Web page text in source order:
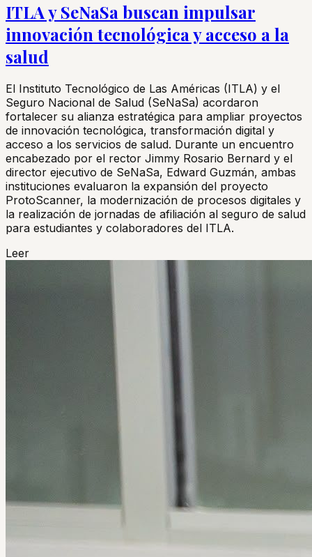
ITLA y SeNaSa buscan impulsar
innovación tecnológica y acceso a la
salud
El Instituto Tecnológico de Las Américas (ITLA) y el
Seguro Nacional de Salud (SeNaSa) acordaron
fortalecer su alianza estratégica para ampliar proyectos
de innovación tecnológica, transformación digital y
acceso a los servicios de salud. Durante un encuentro
encabezado por el rector Jimmy Rosario Bernard y el
director ejecutivo de SeNaSa, Edward Guzmán, ambas
instituciones evaluaron la expansión del proyecto
ProtoScanner, la modernización de procesos digitales y
la realización de jornadas de afiliación al seguro de salud
para estudiantes y colaboradores del ITLA.
Leer